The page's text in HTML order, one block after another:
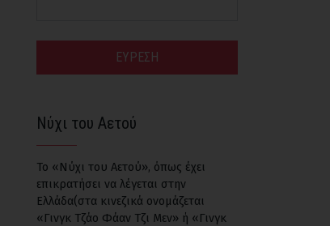
ΕΥΡΕΣΗ
Νύχι του Αετού
Το «Νύχι του Αετού», όπως έχει
επικρατήσει να λέγεται στην
Ελλάδα(στα κινεζικά ονομάζεται
«Γινγκ Τζάο Φάαν Τζι Μεν» ή «Γινγκ